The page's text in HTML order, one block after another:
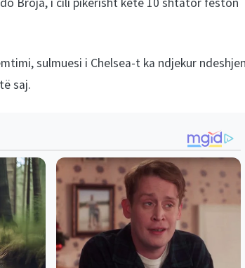
sulmuesi i Chelsea-t ka ndjekur
saj.